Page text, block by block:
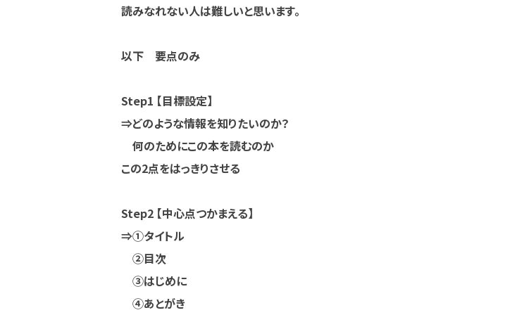
読みなれない人は難しいと思います。
以下 要点のみ
Step1 【目標設定】
⇒どのような情報を知りたいのか？
何のためにこの本を読むのか
この2点をはっきりさせる
Step2 【中心点つかまえる】
⇒①タイトル
②目次
③はじめに
④あとがき